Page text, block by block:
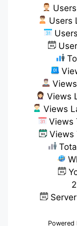
Users
Views
Views
Views
Views
Powered